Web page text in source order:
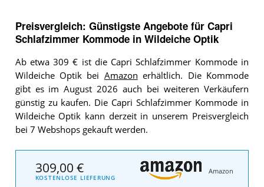
Preisvergleich: Günstigste Angebote für Capri
Schlafzimmer Kommode in Wildeiche Optik
Ab etwa 309 € ist die Capri Schlafzimmer Kommode in
Wildeiche Optik bei Amazon erhältlich. Die Kommode
gibt es im August 2026 auch bei weiteren Verkäufern
günstig zu kaufen. Die Capri Schlafzimmer Kommode in
Wildeiche Optik kann derzeit in unserem Preisvergleich
bei 7 Webshops gekauft werden.
309,00 €
KOSTENLOSE LIEFERUNG
Amazon